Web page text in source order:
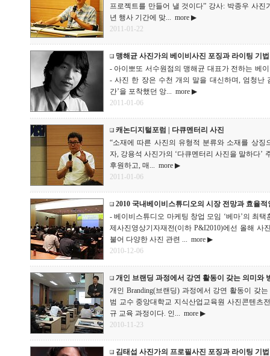
프로젝트를 만들어 낼 것이다” 강사: 박종우 사진
년 행사 기간에 맞... more ▶
2011-01-22
맹해균 사진가의 베이비사진 포징과 라이팅 기법
- 아이뽀또 서수원점의 맹해균 대표가 전하는 베
- 사진 한 장은 수천 개의 말을 대신하며, 엄청난
간’을 포착했던 앙... more ▶
2011-01-06
캐논디지털포럼 | 다큐멘터리 사진
“소재에 따른 사진의 유형적 분류와 소재를 상징
자, 강용석 사진가의 ‘다큐멘터리 사진을 말하다’
후원하고, 매... more ▶
2011-01-06
2010 국내베이비스튜디오의 시장 전망과 효율
- 베이비스튜디오 마케팅 창업 모임 ‘베마’의 최
제사진영상기자재전(이하 P&I2010)에선 올해 사
불어 다양한 사진 관련 ... more ▶
2010-12-06
개인 브랜딩 과정에서 강연 활동이 갖는 의미와
개인 Branding(브랜딩) 과정에서 강연 활동이 갖
범 교수 중앙대학교 지식산업교육원 사진콘텐츠
규 교육 과정이다. 인... more ▶
2010-11-23
김태섭 사진가의 프로필사진 포징과 라이팅 기법